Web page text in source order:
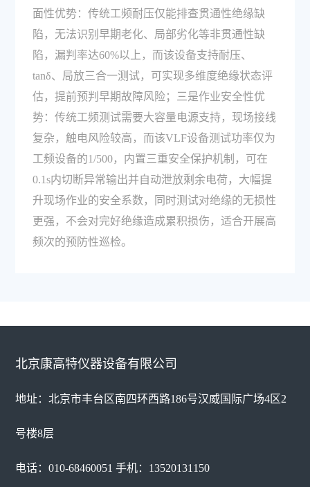
面性优势：传统工频耐压仅能排查贯通性绝缘缺
陷，无法识别早期老化、局部劣化等非贯通性缺
陷，漏判率达60%以上，而该设备支持耐压、
tanδ、局放三合一测试，可实现多维度绝缘状态评
估，提前预判早期故障风险；三是作业安全性优
势：传统工频测试需要大容量电源支持，现场接线
复杂，触电风险较高，而该VLF设备测试功率仅为
工频设备的1/500，内置三重安全保护机制，可在
0.1s内切断异常输出并自动泄放剩余电荷，大幅提
升现场作业的安全系数，同时测试对绝缘的无损性
更强，不会对完好绝缘造成累积损伤，适合开展高
频次的预防性巡检。
北京康高特仪器设备有限公司
地址：北京市丰台区南四环西路186号汉威国际广场4区2
号楼8层
电话：010-68460051 手机：13520131150